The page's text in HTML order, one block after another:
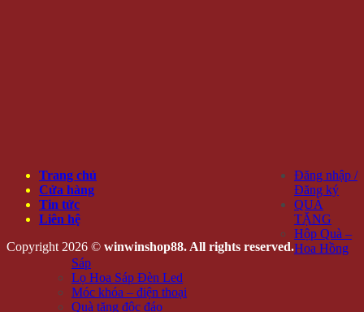
Trang chủ
Cửa hàng
Tin tức
Liên hệ
Copyright 2026 © winwinshop88. All rights reserved.
Đăng nhập /
Đăng ký
QUÀ
TẶNG
Hộp Quà –
Hoa Hồng
Sáp
Lọ Hoa Sáp Đèn Led
Móc khóa – điện thoại
Quà tặng độc đáo